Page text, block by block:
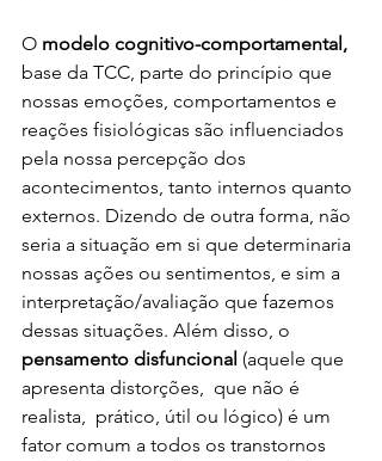
O modelo cognitivo-comportamental,
base da TCC, parte do princípio que
nossas emoções, comportamentos e
reações fisiológicas são influenciados
pela nossa percepção dos
acontecimentos, tanto internos quanto
externos. Dizendo de outra forma, não
seria a situação em si que determinaria
nossas ações ou sentimentos, e sim a
interpretação/avaliação que fazemos
dessas situações. Além disso, o
pensamento disfuncional (aquele que
apresenta distorções,  que não é
realista,  prático, útil ou lógico) é um
fator comum a todos os transtornos